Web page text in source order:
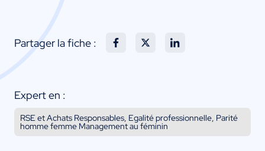
Partager la fiche :
Expert en :
RSE et Achats Responsables, Egalité professionnelle, Parité
homme femme Management au féminin